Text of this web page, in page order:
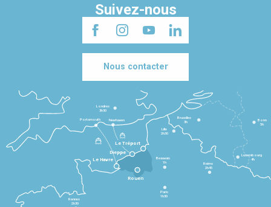
Suivez-nous
Nous contacter
Le Havre
Dieppe
Le Tréport
Rennes
2h30
Paris
1h30
Beauvais
1h
Reims
2h45
Lille
2h30
Bruxelles
3h
Londres
3h30
Newhaven
Portsmouth
Bonn
5h
Luxembourg
4h
Rouen